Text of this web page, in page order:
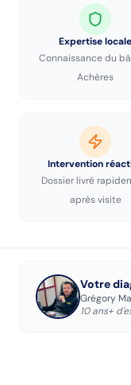
Expertise locale
Connaissance du
Achères
Intervention
Dossier livré
après visite
Votre
Grégory
10 ans+